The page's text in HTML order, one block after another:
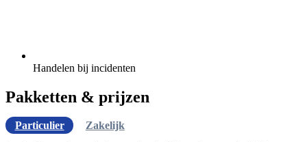
Handelen bij incidenten
Pakketten & prijzen
Particulier
Zakelijk